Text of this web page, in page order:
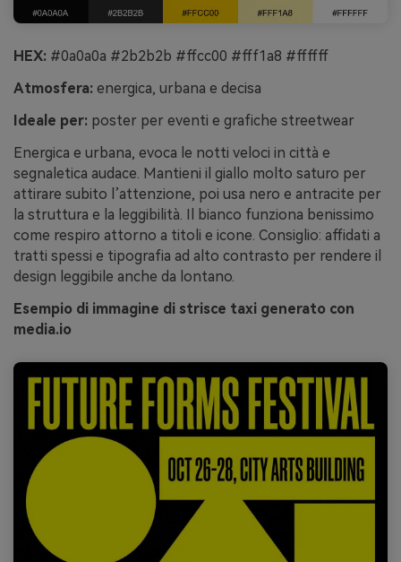
HEX: #0a0a0a #2b2b2b #ffcc00 #fff1a8 #ffffff
Atmosfera: energica, urbana e decisa
Ideale per: poster per eventi e grafiche streetwear
Energica e urbana, evoca le notti veloci in città e
segnaletica audace. Mantieni il giallo molto saturo per
attirare subito l’attenzione, poi usa nero e antracite per
la struttura e la leggibilità. Il bianco funziona benissimo
come respiro attorno a titoli e icone. Consiglio: affidati a
tratti spessi e tipografia ad alto contrasto per rendere il
design leggibile anche da lontano.
Esempio di immagine di strisce taxi generato con
media.io